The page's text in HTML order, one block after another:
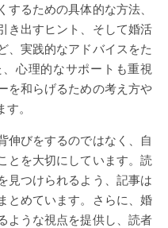
るための具体的な方法、
き出すヒント、そして婚活
、実践的なアドバイスをた
心理的なサポートも重視
を和らげるための考え方や
。
伸びをするのではなく、自
とを大切にしています。読
見つけられるよう、記事は
とめています。さらに、婚
ような視点を提供し、読者